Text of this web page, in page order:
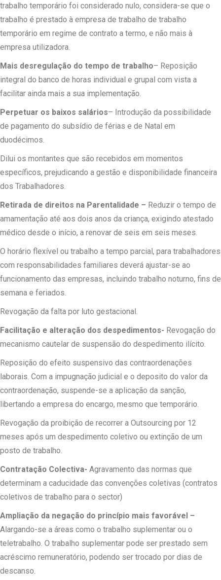
trabalho temporário foi considerado nulo, considera-se que o
trabalho é prestado à empresa de trabalho de trabalho
temporário em regime de contrato a termo, e não mais à
empresa utilizadora.
Mais desregulação do tempo de trabalho– Reposição
integral do banco de horas individual e grupal com vista a
facilitar ainda mais a sua implementação.
Perpetuar os baixos salários– Introdução da possibilidade
de pagamento do subsídio de férias e de Natal em
duodécimos.
Dilui os montantes que são recebidos em momentos
específicos, prejudicando a gestão e disponibilidade financeira
dos Trabalhadores.
Retirada de direitos na Parentalidade – Reduzir o tempo de
amamentação até aos dois anos da criança, exigindo atestado
médico desde o início, a renovar de seis em seis meses.
O horário flexível ou trabalho a tempo parcial, para trabalhadores
com responsabilidades familiares deverá ajustar-se ao
funcionamento das empresas, incluindo trabalho noturno, fins de
semana e feriados.
Revogação da falta por luto gestacional.
Facilitação e alteração dos despedimentos- Revogação do
mecanismo cautelar de suspensão do despedimento ilícito.
Reposição do efeito suspensivo das contraordenações
laborais. Com a impugnação judicial e o deposito do valor da
contraordenação, suspende-se a aplicação da sanção,
libertando a empresa do encargo, mesmo que temporário.
Revogação da proibição de recorrer a Outsourcing por 12
meses após um despedimento coletivo ou extinção de um
posto de trabalho.
Contratação Colectiva- Agravamento das normas que
determinam a caducidade das convenções coletivas (contratos
coletivos de trabalho para o sector)
Ampliação da negação do princípio mais favorável –
Alargando-se a áreas como o trabalho suplementar ou o
teletrabalho. O trabalho suplementar pode ser prestado sem
acréscimo remuneratório, podendo ser trocado por dias de
descanso.